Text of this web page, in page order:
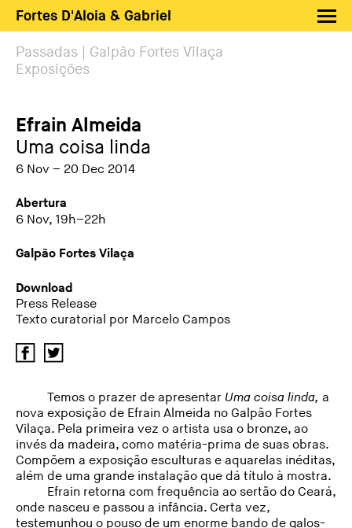
Fortes D'Aloia & Gabriel
Artistas
Exposições
Notícias
Shop FDAG
Busca
PT EN
Passadas | Galpão Fortes Vilaça
Exposições
Efrain Almeida
Uma coisa linda
6 Nov – 20 Dec 2014
Abertura
6 Nov, 19h–22h
Galpão Fortes Vilaça
Download
Press Release
Texto curatorial por Marcelo Campos
Temos o prazer de apresentar Uma coisa linda, a
nova exposição de Efrain Almeida no Galpão Fortes
Vilaça. Pela primeira vez o artista usa o bronze, ao
invés da madeira, como matéria-prima de suas obras.
Compõem a exposição esculturas e aquarelas inéditas,
além de uma grande instalação que dá título à mostra.
Efrain retorna com frequência ao sertão do Ceará,
onde nasceu e passou a infância. Certa vez,
testemunhou o pouso de um enorme bando de galos-